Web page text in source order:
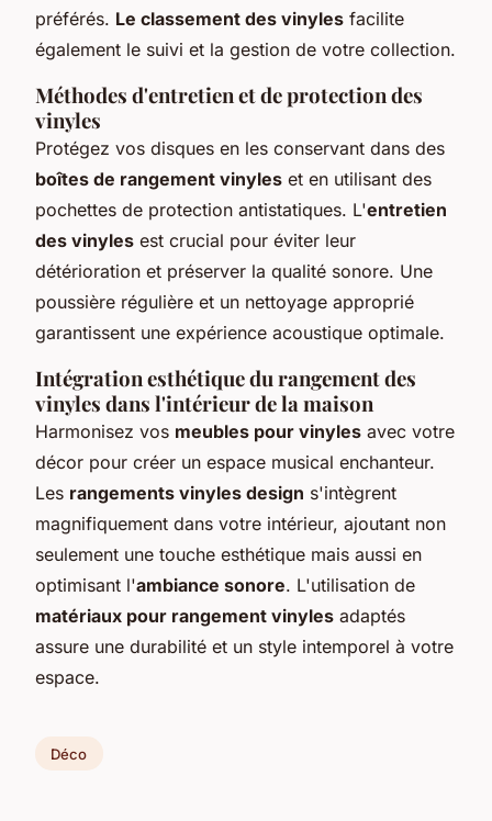
préférés. Le classement des vinyles facilite
également le suivi et la gestion de votre collection.
Méthodes d'entretien et de protection des
vinyles
Protégez vos disques en les conservant dans des
boîtes de rangement vinyles et en utilisant des
pochettes de protection antistatiques. L'entretien
des vinyles est crucial pour éviter leur
détérioration et préserver la qualité sonore. Une
poussière régulière et un nettoyage approprié
garantissent une expérience acoustique optimale.
Intégration esthétique du rangement des
vinyles dans l'intérieur de la maison
Harmonisez vos meubles pour vinyles avec votre
décor pour créer un espace musical enchanteur.
Les rangements vinyles design s'intègrent
magnifiquement dans votre intérieur, ajoutant non
seulement une touche esthétique mais aussi en
optimisant l'ambiance sonore. L'utilisation de
matériaux pour rangement vinyles adaptés
assure une durabilité et un style intemporel à votre
espace.
Déco